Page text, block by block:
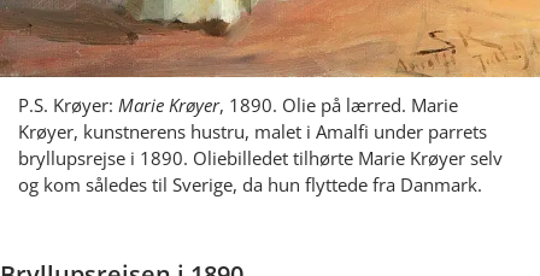
P.S. Krøyer: Marie Krøyer, 1890. Olie på lærred. Marie
Krøyer, kunstnerens hustru, malet i Amalfi under parrets
bryllupsrejse i 1890. Oliebilledet tilhørte Marie Krøyer selv
og kom således til Sverige, da hun flyttede fra Danmark.